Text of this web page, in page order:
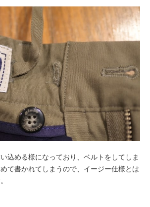
込める様になっており、ベルトをしてしま
て書かれてしまうので、イージー仕様とは